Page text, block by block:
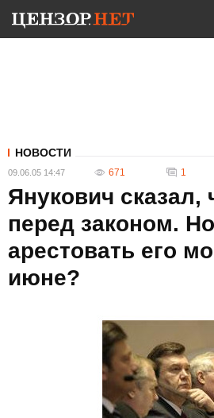
НОВОСТИ
09.06.05 14:47 671 1
Янукович сказал,
перед законом. Но
арестовать его
июне?